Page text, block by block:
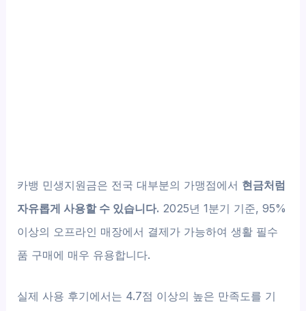
카뱅 민생지원금은 전국 대부분의 가맹점에서 현금처럼
자유롭게 사용할 수 있습니다. 2025년 1분기 기준, 95%
이상의 오프라인 매장에서 결제가 가능하여 생활 필수
품 구매에 매우 유용합니다.
실제 사용 후기에서는 4.7점 이상의 높은 만족도를 기